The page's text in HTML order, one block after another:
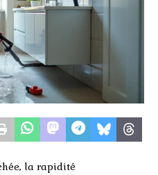
la rapidité